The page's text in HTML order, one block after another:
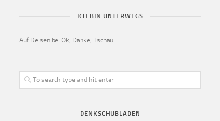
ICH BIN UNTERWEGS
Auf Reisen bei Ok, Danke, Tschau
DENKSCHUBLADEN